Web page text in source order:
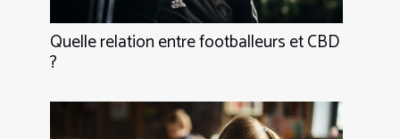
Quelle relation entre footballeurs et CBD
?